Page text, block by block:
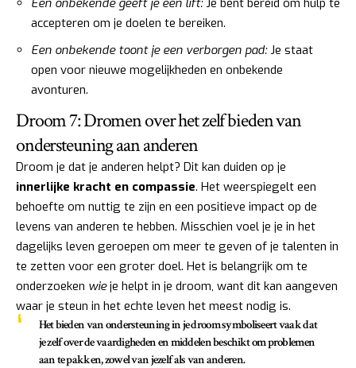
accepteren om je doelen te bereiken.
Een onbekende toont je een verborgen pad:Je staat
open voor nieuwe mogelijkheden en onbekende
avonturen.
Droom 7: Dromen over het zelf bieden van
ondersteuning aan anderen
Droom je dat je anderen helpt? Dit kan duiden op je
innerlijke kracht en compassie. Het weerspiegelt een
behoefte om nuttig te zijn en een positieve impact op de
levens van anderen te hebben. Misschien voel je je in het
dagelijks leven geroepen om meer te geven of je talenten in
te zetten voor een groter doel. Het is belangrijk om te
onderzoeken wieje helpt in je droom, want dit kan aangeven
waar je steun in het echte leven het meest nodig is.
Het bieden van ondersteuning in je droom symboliseert vaak dat
je zelf over de vaardigheden en middelen beschikt om problemen
aan te pakken, zowel van jezelf als van anderen.